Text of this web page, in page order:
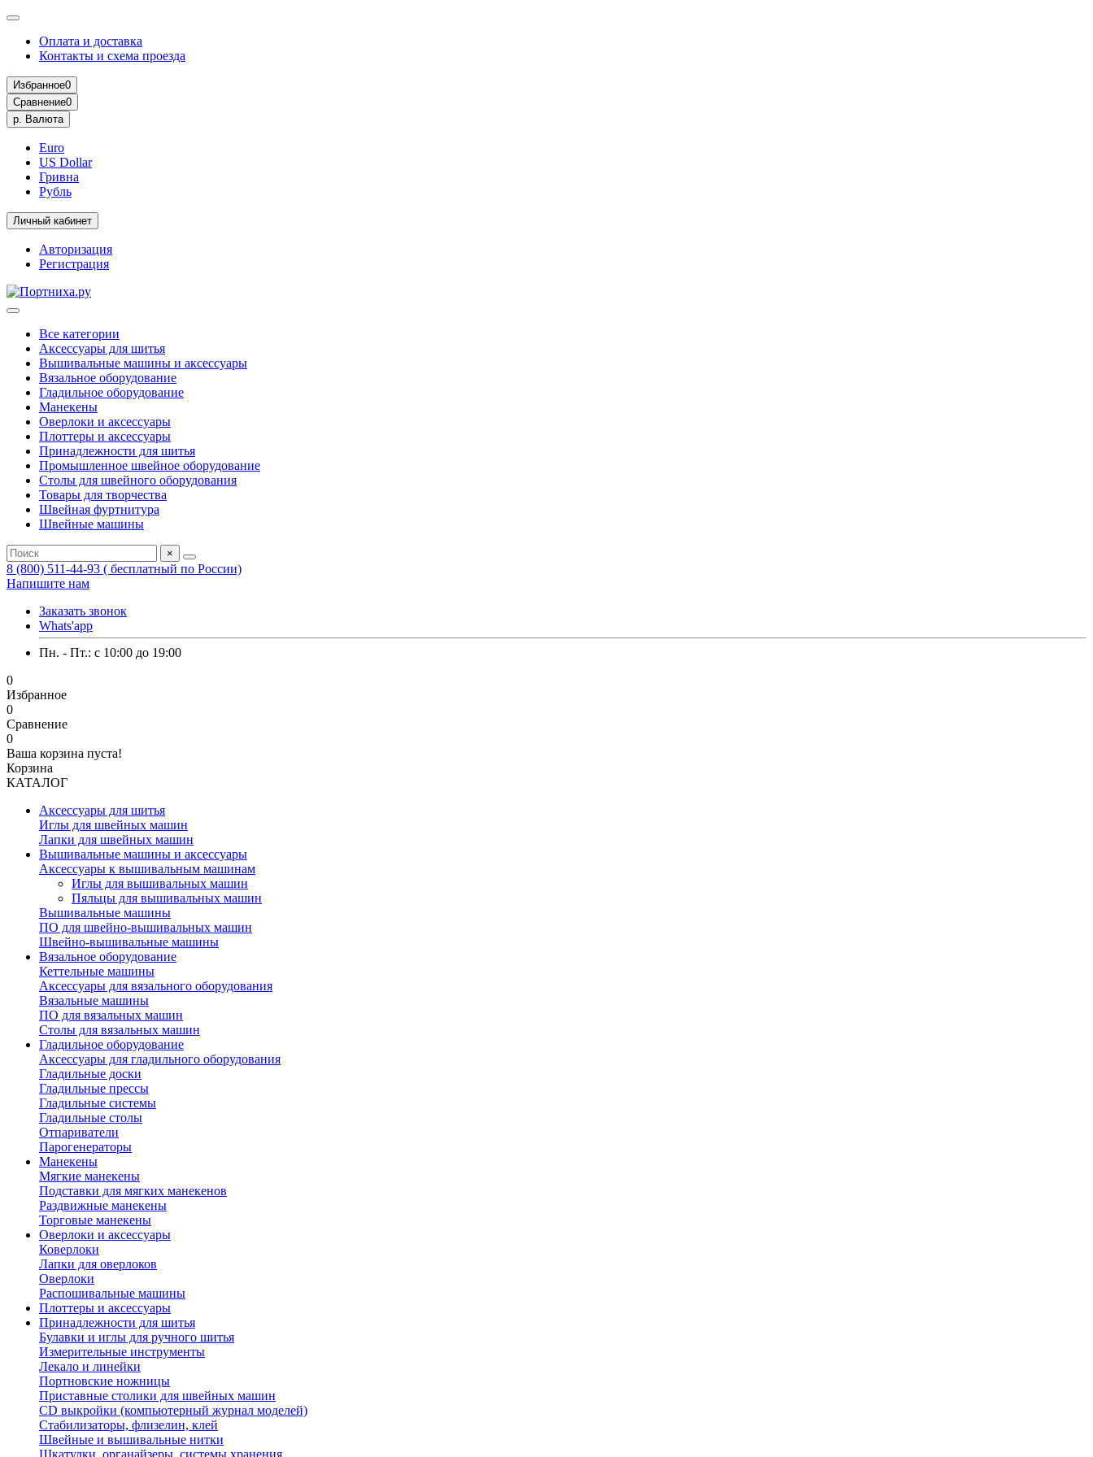
Оплата и доставка
Контакты и схема проезда
Избранное0
Сравнение0
р. Валюта
Euro
US Dollar
Гривна
Рубль
Личный кабинет
Авторизация
Регистрация
Все категории
Аксессуары для шитья
Вышивальные машины и аксессуары
Вязальное оборудование
Гладильное оборудование
Манекены
Оверлоки и аксессуары
Плоттеры и аксессуары
Принадлежности для шитья
Промышленное швейное оборудование
Столы для швейного оборудования
Товары для творчества
Швейная фуртнитура
Швейные машины
×
8 (800) 511-44-93 ( бесплатный по России)
Напишите нам
Заказать звонок
Whats'app
Пн. - Пт.: c 10:00 до 19:00
0
Избранное
0
Сравнение
0
Ваша корзина пуста!
Корзина
КАТАЛОГ
Аксессуары для шитья
Иглы для швейных машин
Лапки для швейных машин
Вышивальные машины и аксессуары
Аксессуары к вышивальным машинам
Иглы для вышивальных машин
Пяльцы для вышивальных машин
Вышивальные машины
ПО для швейно-вышивальных машин
Швейно-вышивальные машины
Вязальное оборудование
Кеттельные машины
Аксессуары для вязального оборудования
Вязальные машины
ПО для вязальных машин
Столы для вязальных машин
Гладильное оборудование
Аксессуары для гладильного оборудования
Гладильные доски
Гладильные прессы
Гладильные системы
Гладильные столы
Отпариватели
Парогенераторы
Манекены
Мягкие манекены
Подставки для мягких манекенов
Раздвижные манекены
Торговые манекены
Оверлоки и аксессуары
Коверлоки
Лапки для оверлоков
Оверлоки
Распошивальные машины
Плоттеры и аксессуары
Принадлежности для шитья
Булавки и иглы для ручного шитья
Измерительные инструменты
Лекало и линейки
Портновские ножницы
Приставные столики для швейных машин
СD выкройки (компьютерный журнал моделей)
Стабилизаторы, флизелин, клей
Швейные и вышивальные нитки
Шкатулки, органайзеры, системы хранения